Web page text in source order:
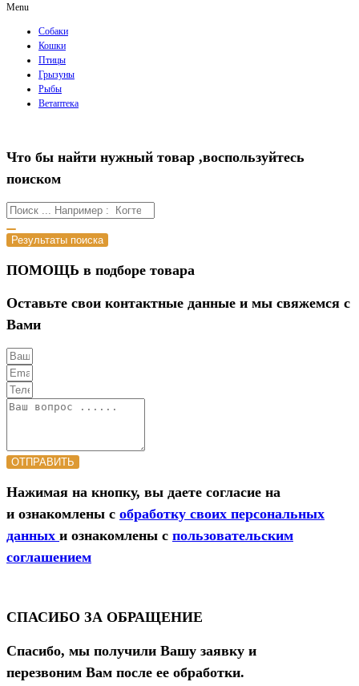
Menu
Собаки
Кошки
Птицы
Грызуны
Рыбы
Ветаптека
Что бы найти нужный товар ,воспользуйтесь
поиском
Результаты поиска
ПОМОЩЬ в подборе товара
Оставьте свои контактные данные и мы свяжемся с
Вами
ОТПРАВИТЬ
Нажимая на кнопку, вы даете согласие на
и ознакомлены с обработку своих персональных
данных и ознакомлены с пользовательским
соглашением
СПАСИБО ЗА ОБРАЩЕНИЕ
Спасибо, мы получили Вашу заявку и
перезвоним Вам после ее обработки.